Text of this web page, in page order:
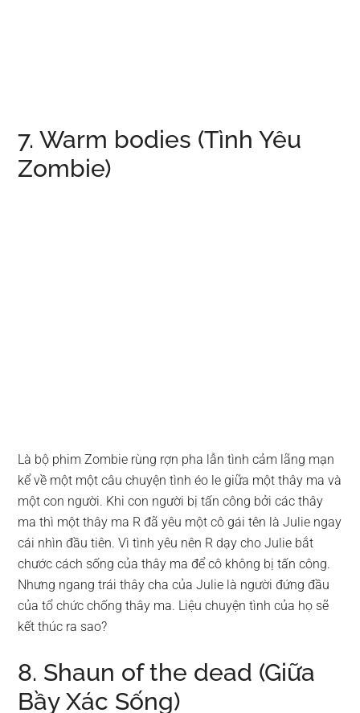
7. Warm bodies (Tình Yêu
Zombie)
Là bộ phim Zombie rùng rợn pha lẫn tình cảm lãng mạn
kể về một một câu chuyện tình éo le giữa một thây ma và
một con người. Khi con người bị tấn công bởi các thây
ma thì một thây ma R đã yêu một cô gái tên là Julie ngay
cái nhìn đầu tiên. Vì tình yêu nên R dạy cho Julie bắt
chước cách sống của thây ma để cô không bị tấn công.
Nhưng ngang trái thây cha của Julie là người đứng đầu
của tổ chức chống thây ma. Liệu chuyện tình của họ sẽ
kết thúc ra sao?
8. Shaun of the dead (Giữa
Bầy Xác Sống)